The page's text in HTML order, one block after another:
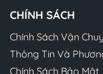
CHÍNH SÁCH
Chính Sách Vận
Thông Tin Và
Chính Sách Bảo Mật